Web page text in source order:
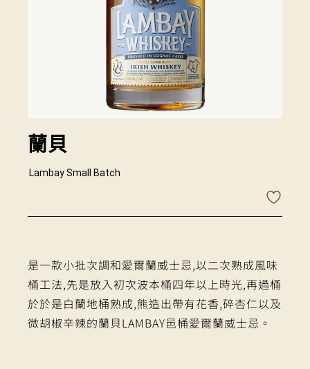
蘭貝
Lambay Small Batch
是一款小批次調和愛爾蘭威士忌,以二次熟成風味
桶工法,先是放入初次波本桶四年以上時光,再過桶
於於是白蘭地桶熟成,熊造出帶有花香,碎杏仁以及
微胡椒辛辣的蘭貝LAMBAY邑桶愛爾蘭威士忌。